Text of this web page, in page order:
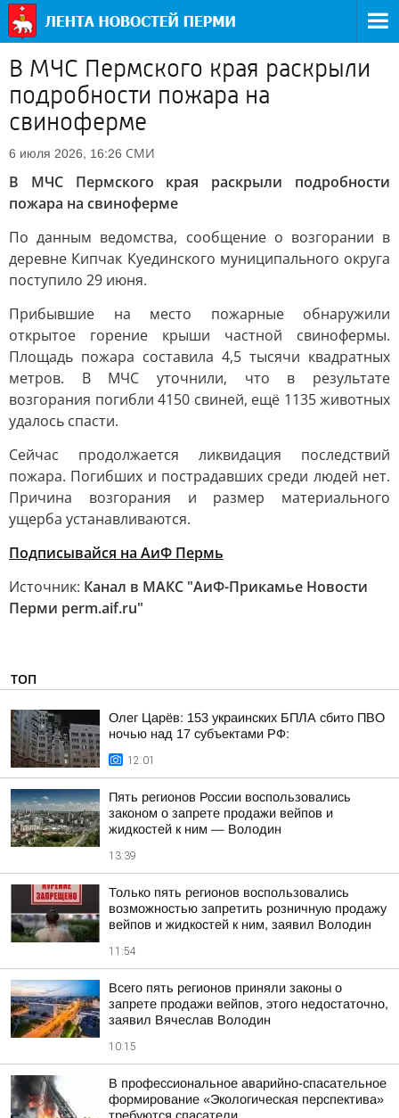
В МЧС Пермского края раскрыли
подробности пожара на
свиноферме
6 июля 2026, 16:26 СМИ
В МЧС Пермского края раскрыли подробности
пожара на свиноферме
По данным ведомства, сообщение о возгорании в
деревне Кипчак Куединского муниципального округа
поступило 29 июня.
Прибывшие на место пожарные обнаружили
открытое горение крыши частной свинофермы.
Площадь пожара составила 4,5 тысячи квадратных
метров. В МЧС уточнили, что в результате
возгорания погибли 4150 свиней, ещё 1135 животных
удалось спасти.
Сейчас продолжается ликвидация последствий
пожара. Погибших и пострадавших среди людей нет.
Причина возгорания и размер материального
ущерба устанавливаются.
Подписывайся на АиФ Пермь
Источник: Канал в МАКС "АиФ-Прикамье Новости
Перми perm.aif.ru"
ТОП
Олег Царёв: 153 украинских БПЛА сбито ПВО
ночью над 17 субъектами РФ:
12:01
Пять регионов России воспользовались
законом о запрете продажи вейпов и
жидкостей к ним — Володин
13:39
Только пять регионов воспользовались
возможностью запретить розничную продажу
вейпов и жидкостей к ним, заявил Володин
11:54
Всего пять регионов приняли законы о
запрете продажи вейпов, этого недостаточно,
заявил Вячеслав Володин
10:15
В профессиональное аварийно-спасательное
формирование «Экологическая перспектива»